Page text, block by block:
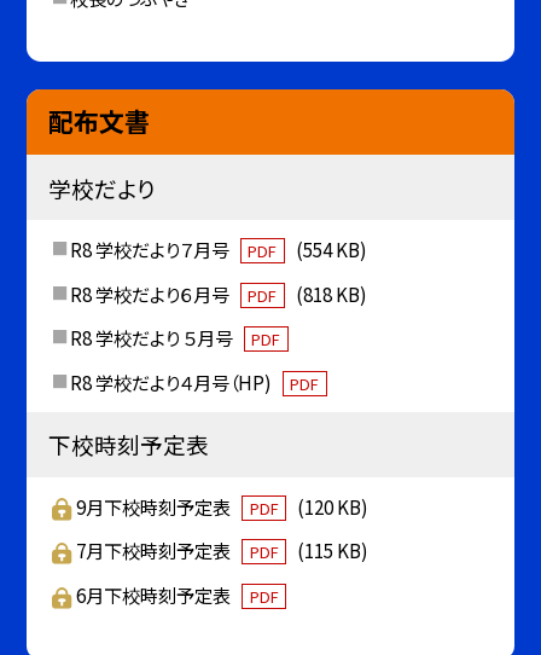
配布文書
学校だより
R8 学校だより７月号 PDF
(554 KB)
R8 学校だより６月号
PDF
(818 KB)
R8 学校だより ５月号
PDF
R8 学校だより４月号（HP) PDF
下校時刻予定表
9月下校時刻予定表 PDF
(120 KB)
7月下校時刻予定表
PDF
(115 KB)
6月下校時刻予定表
PDF